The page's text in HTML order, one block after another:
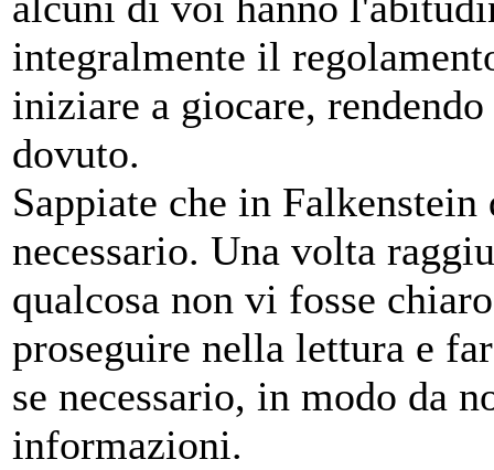
integralmente il
iniziare a giocare,
dovuto.
Sappiate che in Falkenstein
necessario. Una volta
qualcosa non vi fosse
proseguire nella lettura e
se necessario, in modo da
informazioni.